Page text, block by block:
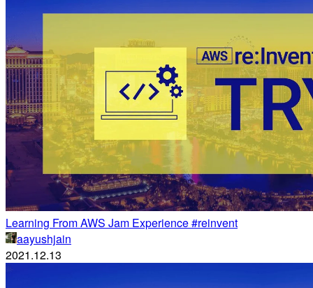
Learning From AWS Jam Experience #reinvent
aayushjain
2021.12.13